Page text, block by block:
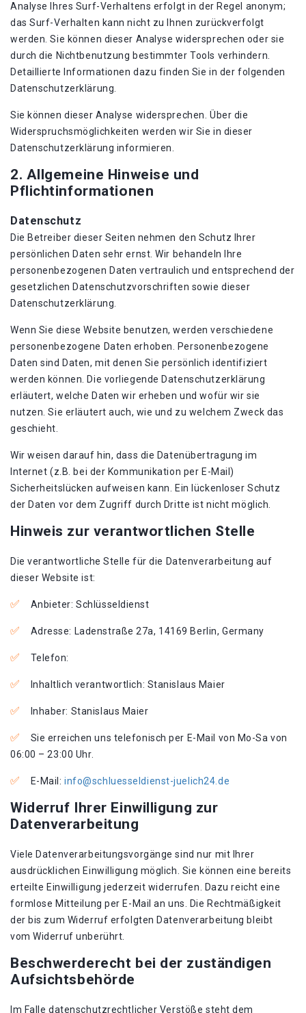
Analyse Ihres Surf-Verhaltens erfolgt in der Regel anonym;
das Surf-Verhalten kann nicht zu Ihnen zurückverfolgt
werden. Sie können dieser Analyse widersprechen oder sie
durch die Nichtbenutzung bestimmter Tools verhindern.
Detaillierte Informationen dazu finden Sie in der folgenden
Datenschutzerklärung.
Sie können dieser Analyse widersprechen. Über die
Widerspruchsmöglichkeiten werden wir Sie in dieser
Datenschutzerklärung informieren.
2. Allgemeine Hinweise und
Pflichtinformationen
Datenschutz
Die Betreiber dieser Seiten nehmen den Schutz Ihrer
persönlichen Daten sehr ernst. Wir behandeln Ihre
personenbezogenen Daten vertraulich und entsprechend der
gesetzlichen Datenschutzvorschriften sowie dieser
Datenschutzerklärung.
Wenn Sie diese Website benutzen, werden verschiedene
personenbezogene Daten erhoben. Personenbezogene
Daten sind Daten, mit denen Sie persönlich identifiziert
werden können. Die vorliegende Datenschutzerklärung
erläutert, welche Daten wir erheben und wofür wir sie
nutzen. Sie erläutert auch, wie und zu welchem Zweck das
geschieht.
Wir weisen darauf hin, dass die Datenübertragung im
Internet (z.B. bei der Kommunikation per E-Mail)
Sicherheitslücken aufweisen kann. Ein lückenloser Schutz
der Daten vor dem Zugriff durch Dritte ist nicht möglich.
Hinweis zur verantwortlichen Stelle
Die verantwortliche Stelle für die Datenverarbeitung auf
dieser Website ist:
Anbieter: Schlüsseldienst
Adresse: Ladenstraße 27a, 14169 Berlin, Germany
Telefon:
Inhaltlich verantwortlich: Stanislaus Maier
Inhaber: Stanislaus Maier
Sie erreichen uns telefonisch per E-Mail von Mo-Sa von
06:00 – 23:00 Uhr.
E-Mail:info@schluesseldienst-juelich24.de
Widerruf Ihrer Einwilligung zur
Datenverarbeitung
Viele Datenverarbeitungsvorgänge sind nur mit Ihrer
ausdrücklichen Einwilligung möglich. Sie können eine bereits
erteilte Einwilligung jederzeit widerrufen. Dazu reicht eine
formlose Mitteilung per E-Mail an uns. Die Rechtmäßigkeit
der bis zum Widerruf erfolgten Datenverarbeitung bleibt
vom Widerruf unberührt.
Beschwerderecht bei der zuständigen
Aufsichtsbehörde
Im Falle datenschutzrechtlicher Verstöße steht dem